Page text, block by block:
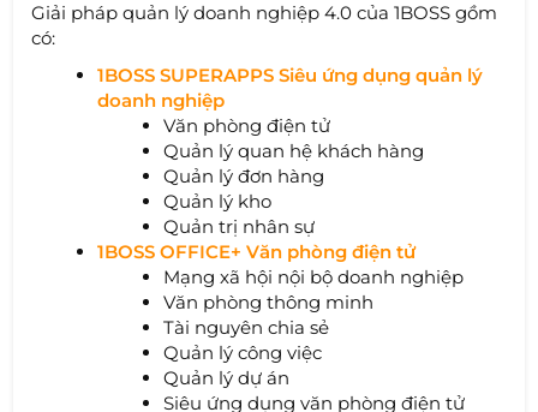
Giải pháp quản lý doanh nghiệp 4.0 của 1BOSS gồm
có:
1BOSS SUPERAPPS Siêu ứng dụng quản lý
doanh nghiệp
Văn phòng điện tử
Quản lý quan hệ khách hàng
Quản lý đơn hàng
Quản lý kho
Quản trị nhân sự
1BOSS OFFICE+ Văn phòng điện tử
Mạng xã hội nội bộ doanh nghiệp
Văn phòng thông minh
Tài nguyên chia sẻ
Quản lý công việc
Quản lý dự án
Siêu ứng dụng văn phòng điện tử